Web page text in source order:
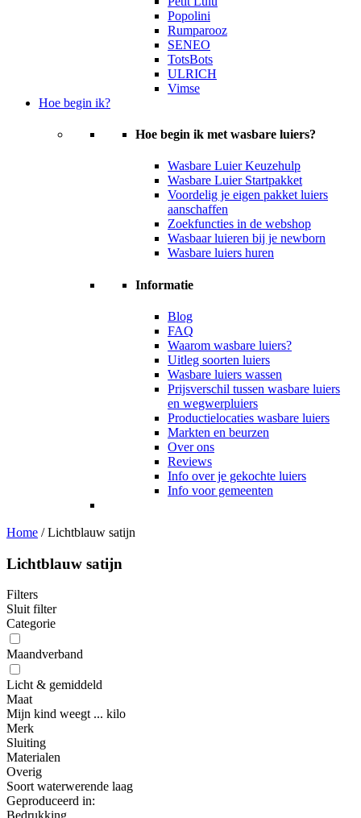
Popolini
Rumparooz
SENEO
TotsBots
ULRICH
Vimse
Hoe begin ik?
Hoe begin ik met wasbare luiers?
Wasbare Luier Keuzehulp
Wasbare Luier Startpakket
Voordelig je eigen pakket luiers
aanschaffen
Zoekfuncties in de webshop
Wasbaar luieren bij je newborn
Wasbare luiers huren
Informatie
Blog
FAQ
Waarom wasbare luiers?
Uitleg soorten luiers
Wasbare luiers wassen
Prijsverschil tussen wasbare luiers
en wegwerpluiers
Productielocaties wasbare luiers
Markten en beurzen
Over ons
Reviews
Info over je gekochte luiers
Info voor gemeenten
Home /Lichtblauw satijn
Lichtblauw satijn
Filters
Sluit filter
Categorie
Maandverband
Licht & gemiddeld
Maat
Mijn kind weegt ... kilo
Merk
Sluiting
Materialen
Overig
Soort waterwerende laag
Geproduceerd in: